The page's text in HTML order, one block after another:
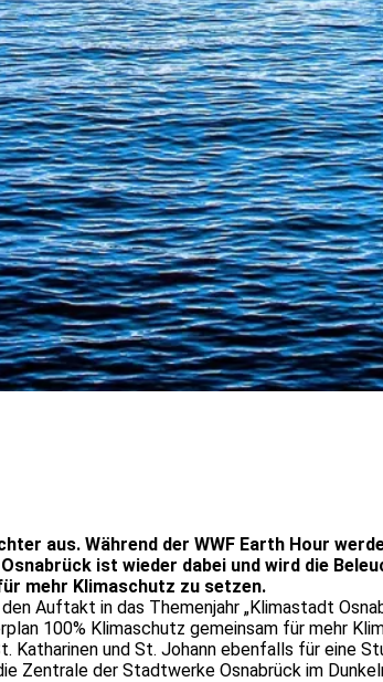
aus. Während der WWF Earth Hour
ist wieder dabei und wird die
mehr Klimaschutz zu setzen.
Auftakt in das Themenjahr „Klimastadt
100% Klimaschutz gemeinsam für mehr
Katharinen und St. Johann ebenfalls für eine
Zentrale der Stadtwerke Osnabrück im